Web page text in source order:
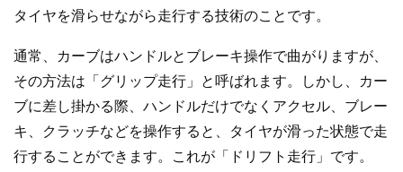
タイヤを滑らせながら走行する技術のことです。
通常、カーブはハンドルとブレーキ操作で曲がりますが、
その方法は「グリップ走行」と呼ばれます。しかし、カー
ブに差し掛かる際、ハンドルだけでなくアクセル、ブレー
キ、クラッチなどを操作すると、タイヤが滑った状態で走
行することができます。これが「ドリフト走行」です。